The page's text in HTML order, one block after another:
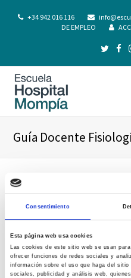
Consentimiento
Esta página web usa cookies
Las cookies de este sitio web se usan
ofrecer funciones de redes sociales y
información sobre el uso que haga del
sociales, publicidad y análisis web,
+34 942 016 116
DE EMPLEO
Guía Docente